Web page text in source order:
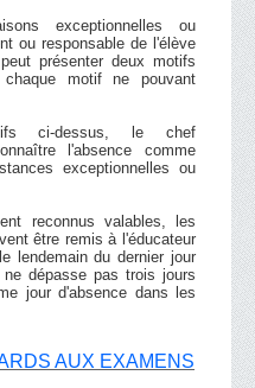
exceptionnelles ou
ou responsable de l'élève
présenter deux motifs
motif ne pouvant
ci-dessus, le chef
l'absence comme
exceptionnelles ou
reconnus valables, les
être remis à l'éducateur
lendemain du dernier jour
dépasse pas trois jours
jour d'absence dans les
AUX EXAMENS